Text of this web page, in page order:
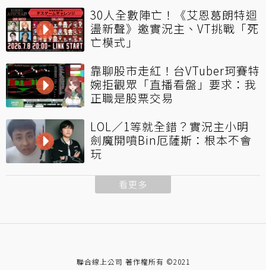
30人全數陣亡！《艾恩葛朗特迴
盪新聲》邀實況主、VT挑戰「死
亡模式」
靠聊股市走紅！台VTuber珂賽特
婉拒觀眾「直播看盤」要求：我
正職是股票交易
LOL／1等就全錯？實況主小明
劍魔開噴Bin厄薩斯：根本不會
玩
看更多
聯合線上公司 著作權所有 ©2021